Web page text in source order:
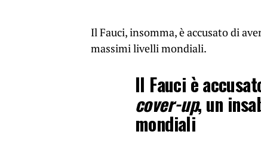
Il Fauci, insomma, è accusato di
massimi livelli mondiali.
Il Fauci è
cover-up, un
mondiali